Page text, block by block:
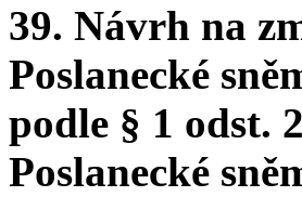
39. Návrh na
Poslanecké
podle § 1 odst.
Poslanecké